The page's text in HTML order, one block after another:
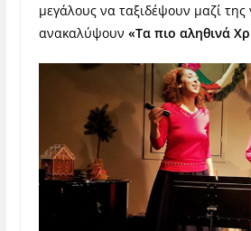
μεγάλους να ταξιδέψουν μαζί της
ανακαλύψουν «Τα πιο αληθινά